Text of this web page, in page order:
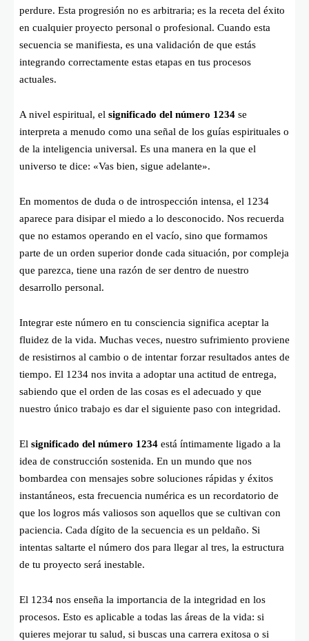
perdure. Esta progresión no es arbitraria; es la receta del éxito
en cualquier proyecto personal o profesional. Cuando esta
secuencia se manifiesta, es una validación de que estás
integrando correctamente estas etapas en tus procesos
actuales.
A nivel espiritual, el significado del número 1234 se
interpreta a menudo como una señal de los guías espirituales o
de la inteligencia universal. Es una manera en la que el
universo te dice: «Vas bien, sigue adelante».
En momentos de duda o de introspección intensa, el 1234
aparece para disipar el miedo a lo desconocido. Nos recuerda
que no estamos operando en el vacío, sino que formamos
parte de un orden superior donde cada situación, por compleja
que parezca, tiene una razón de ser dentro de nuestro
desarrollo personal.
Integrar este número en tu consciencia significa aceptar la
fluidez de la vida. Muchas veces, nuestro sufrimiento proviene
de resistirnos al cambio o de intentar forzar resultados antes de
tiempo. El 1234 nos invita a adoptar una actitud de entrega,
sabiendo que el orden de las cosas es el adecuado y que
nuestro único trabajo es dar el siguiente paso con integridad.
El significado del número 1234 está íntimamente ligado a la
idea de construcción sostenida. En un mundo que nos
bombardea con mensajes sobre soluciones rápidas y éxitos
instantáneos, esta frecuencia numérica es un recordatorio de
que los logros más valiosos son aquellos que se cultivan con
paciencia. Cada dígito de la secuencia es un peldaño. Si
intentas saltarte el número dos para llegar al tres, la estructura
de tu proyecto será inestable.
El 1234 nos enseña la importancia de la integridad en los
procesos. Esto es aplicable a todas las áreas de la vida: si
quieres mejorar tu salud, si buscas una carrera exitosa o si